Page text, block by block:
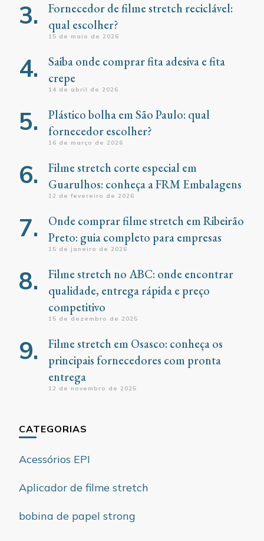
Fornecedor de filme stretch reciclável:
qual escolher?
15 de maio de 2026
Saiba onde comprar fita adesiva e fita
crepe
14 de abril de 2026
Plástico bolha em São Paulo: qual
fornecedor escolher?
16 de março de 2026
Filme stretch corte especial em
Guarulhos: conheça a FRM Embalagens
12 de fevereiro de 2026
Onde comprar filme stretch em Ribeirão
Preto: guia completo para empresas
15 de janeiro de 2026
Filme stretch no ABC: onde encontrar
qualidade, entrega rápida e preço
competitivo
15 de dezembro de 2025
Filme stretch em Osasco: conheça os
principais fornecedores com pronta
entrega
12 de novembro de 2025
CATEGORIAS
Acessórios EPI
Aplicador de filme stretch
bobina de papel strong